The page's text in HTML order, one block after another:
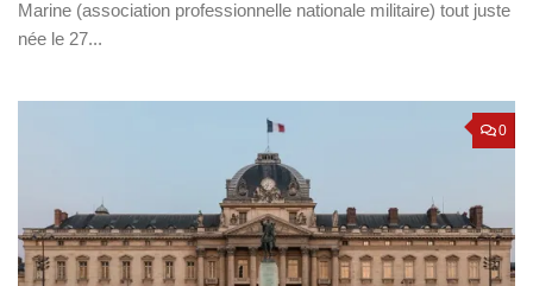
Marine (association professionnelle nationale militaire) tout juste
née le 27...
0